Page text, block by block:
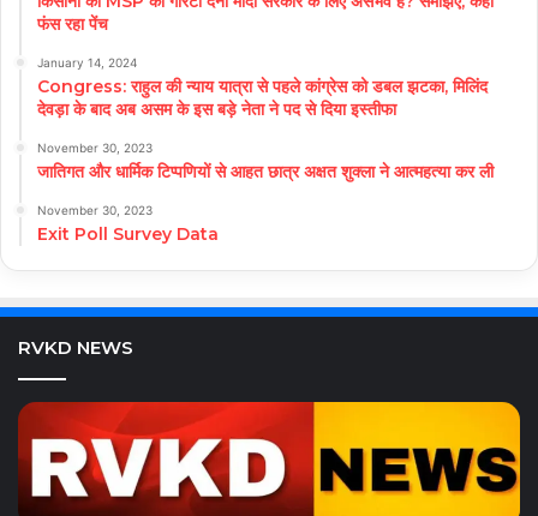
फंस रहा पेंच
January 14, 2024
Congress: राहुल की न्याय यात्रा से पहले कांग्रेस को डबल झटका, मिलिंद
देवड़ा के बाद अब असम के इस बड़े नेता ने पद से दिया इस्तीफा
November 30, 2023
जातिगत और धार्मिक टिप्पणियों से आहत छात्र अक्षत शुक्ला ने आत्महत्या कर ली
November 30, 2023
Exit Poll Survey Data
RVKD NEWS